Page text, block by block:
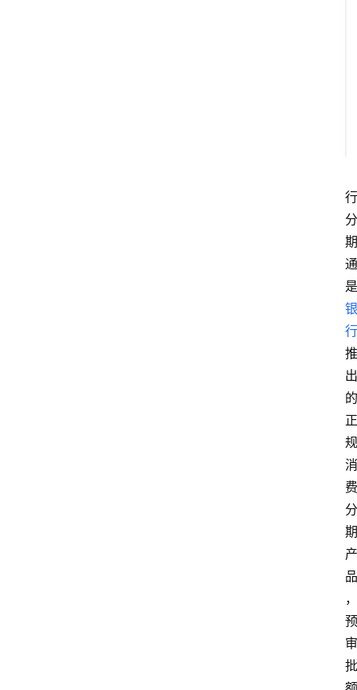
行
分
期
通
是
银
行
推
出
的
正
规
消
费
分
期
产
品
，
预
审
批